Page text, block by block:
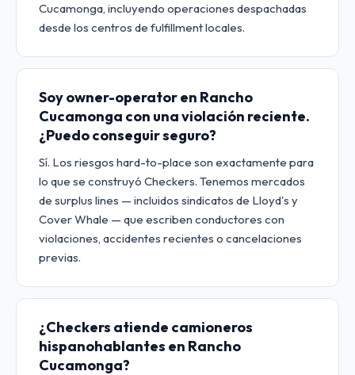
Cucamonga, incluyendo operaciones despachadas
desde los centros de fulfillment locales.
Soy owner-operator en Rancho
Cucamonga con una violación reciente.
¿Puedo conseguir seguro?
Sí. Los riesgos hard-to-place son exactamente para
lo que se construyó Checkers. Tenemos mercados
de surplus lines — incluidos sindicatos de Lloyd's y
Cover Whale — que escriben conductores con
violaciones, accidentes recientes o cancelaciones
previas.
¿Checkers atiende camioneros
hispanohablantes en Rancho
Cucamonga?